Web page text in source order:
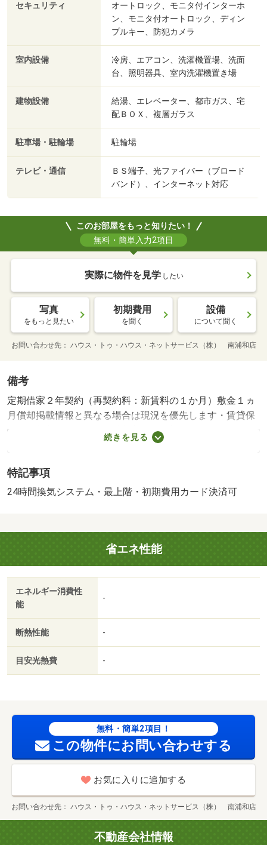
セキュリティ
オートロック、モニタ付インターホ
ン、モニタ付オートロック、ディン
プルキー、防犯カメラ
室内設備
冷房、エアコン、洗濯機置場、洗面
台、照明器具、室内洗濯機置き場
建物設備
給湯、エレベーター、都市ガス、宅
配ＢＯＸ、複層ガラス
駐車場・駐輪場 駐輪場
テレビ・通信
ＢＳ端子、光ファイバー（ブロード
バンド）、インターネット対応
このお部屋をもっと知りたい！
無料・簡単入力2項目
実際に物件を見学 したい
写真
をもっと見たい
初期費用
を聞く
設備
について聞く
お問い合わせ先 ハウス・トゥ・ハウス・ネットサービス（株） 南浦和店
備考
定期借家２年契約（再契約料：新賃料の１か月）敷金１ヵ
月償却掲載情報と異なる場合は現況を優先します・賃貸保
証等：加入要（要保証会社加入備考：初回保証料賃料総額
の５０％ 月額継続保証料８００円 口座振替手数料：月
～・大宮駅から徒歩１０分（８００ｍ）の好立地☆・駐輪
場：有・仲介手数料：１．１ヶ月/２４時間サポート 16500
続きを見る
特記事項
24時間換気システム・最上階・初期費用カード決済可
省エネ性能
エネルギー消費性
能
-
断熱性能 -
目安光熱費 -
無料・簡単2項目！
この物件にお問い合わせする
お気に入りに追加する
お問い合わせ先 ハウス・トゥ・ハウス・ネットサービス（株） 南浦和店
不動産会社情報